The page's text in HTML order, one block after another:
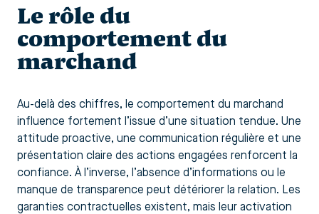
Le rôle du
comportement du
marchand
Au-delà des chiffres, le comportement du marchand
influence fortement l’issue d’une situation tendue. Une
attitude proactive, une communication régulière et une
présentation claire des actions engagées renforcent la
confiance. À l’inverse, l’absence d’informations ou le
manque de transparence peut détériorer la relation. Les
garanties contractuelles existent, mais leur activation